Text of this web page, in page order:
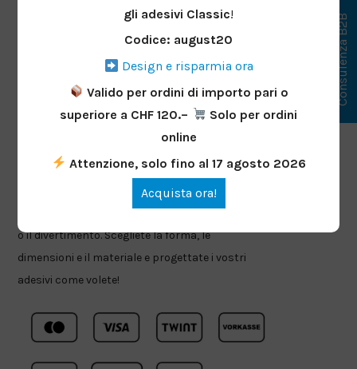
Per saperne di più
Progettate adesivi personalizzati con
MySticker.ch: perfetti per il lavoro, gli hobby
o il divertimento. Scegliete la forma, le
dimensioni e il materiale e progettate i vostri
adesivi come volete!
gli adesivi Classic!
Codice: august20
Design e risparmia ora
Valido per ordini di importo pari o
superiore a CHF 120.–
Solo per ordini
online
Attenzione, solo fino al 17 agosto 2026
Acquista ora!
Consulenza B2B